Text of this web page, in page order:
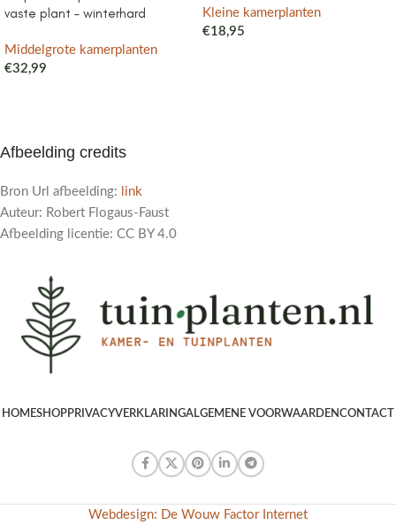
vaste plant – winterhard
Middelgrote kamerplanten
€32,99
Kleine kamerplanten
€18,95
Afbeelding credits
Bron Url afbeelding:
link
Auteur: Robert Flogaus-Faust
Afbeelding licentie: CC BY 4.0
HOMESHOPPRIVACYVERKLARINGALGEMENE VOORWAARDENCONTACT
Webdesign: De Wouw Factor Internet